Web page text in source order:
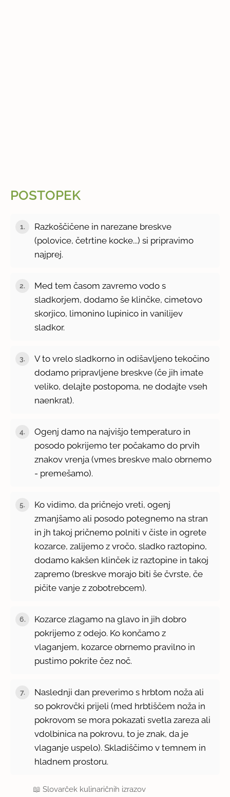
POSTOPEK
1.
Razkoščičene in narezane breskve
(polovice, četrtine kocke...) si pripravimo
najprej.
2.
Med tem časom zavremo vodo s
sladkorjem, dodamo še klinčke, cimetovo
skorjico, limonino lupinico in vanilijev
sladkor.
3.
V to vrelo sladkorno in odišavljeno tekočino
dodamo pripravljene breskve (če jih imate
veliko, delajte postopoma, ne dodajte vseh
naenkrat).
4.
Ogenj damo na najvišjo temperaturo in
posodo pokrijemo ter počakamo do prvih
znakov vrenja (vmes breskve malo obrnemo
- premešamo).
5.
Ko vidimo, da pričnejo vreti, ogenj
zmanjšamo ali posodo potegnemo na stran
in jh takoj pričnemo polniti v čiste in ogrete
kozarce, zalijemo z vročo, sladko raztopino,
dodamo kakšen klinček iz raztopine in takoj
zapremo (breskve morajo biti še čvrste, če
pičite vanje z zobotrebcem).
6.
Kozarce zlagamo na glavo in jih dobro
pokrijemo z odejo. Ko končamo z
vlaganjem, kozarce obrnemo pravilno in
pustimo pokrite čez noč.
7.
Naslednji dan preverimo s hrbtom noža ali
so pokrovčki prijeli (med hrbtiščem noža in
pokrovom se mora pokazati svetla zareza ali
vdolbinica na pokrovu, to je znak, da je
vlaganje uspelo). Skladiščimo v temnem in
hladnem prostoru.
📖Slovarček kulinaričnih izrazov